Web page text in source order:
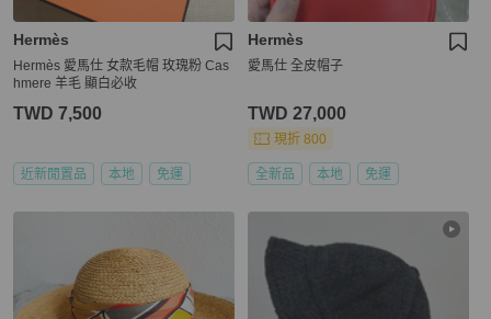
Hermès
Hermès 愛馬仕 女款毛帽 玫瑰粉 Cas
hmere 羊毛 顯白必收
TWD 7,500
近新閒置品 本地 免運
Hermès
愛馬仕 全皮帽子
TWD 27,000
現折 800
全新品 本地 免運